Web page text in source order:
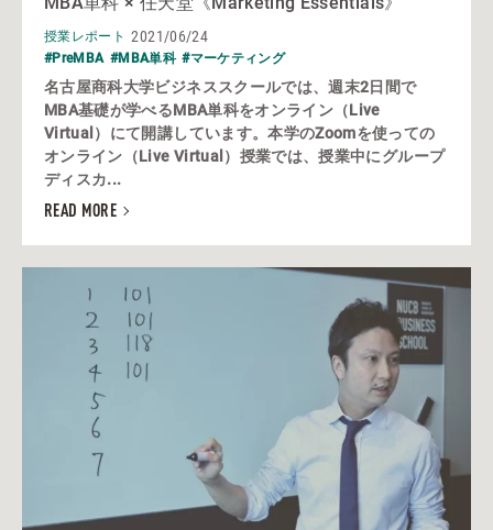
授業レポート 2021/06/24
#PreMBA #MBA単科 #マーケティング
名古屋商科大学ビジネススクールでは、週末2日間で
MBA基礎が学べるMBA単科をオンライン（Live
Virtual）にて開講しています。本学のZoomを使っての
オンライン（Live Virtual）授業では、授業中にグループ
ディスカ...
READ MORE